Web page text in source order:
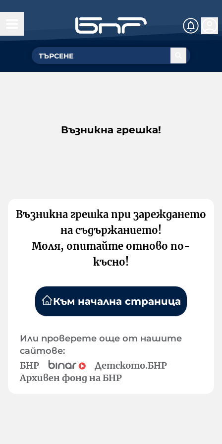
Възникна грешка!
Възникна грешка при зареждането
на съдържанието!
Моля, опитайте отново по-
късно!
Към начална страница
Или проверете още от нашите
сайтове:
БНР
Детското.БНР
Архивен фонд на БНР